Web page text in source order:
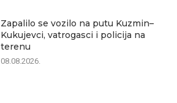
Zapalilo se vozilo na putu Kuzmin–
Kukujevci, vatrogasci i policija na
terenu
08.08.2026.